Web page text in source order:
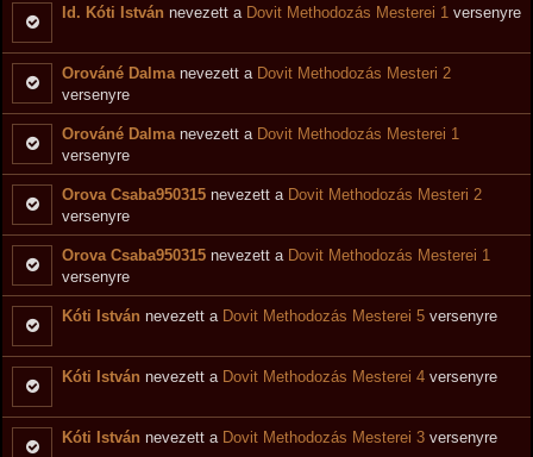
Id. Kóti István nevezett a Dovit Methodozás Mesterei 1 versenyre
Orováné Dalma nevezett a Dovit Methodozás Mesteri 2
versenyre
Orováné Dalma nevezett a Dovit Methodozás Mesterei 1
versenyre
Orova Csaba950315 nevezett a Dovit Methodozás Mesteri 2
versenyre
Orova Csaba950315 nevezett a Dovit Methodozás Mesterei 1
versenyre
Kóti István nevezett a Dovit Methodozás Mesterei 5 versenyre
Kóti István nevezett a Dovit Methodozás Mesterei 4 versenyre
Kóti István nevezett a Dovit Methodozás Mesterei 3 versenyre